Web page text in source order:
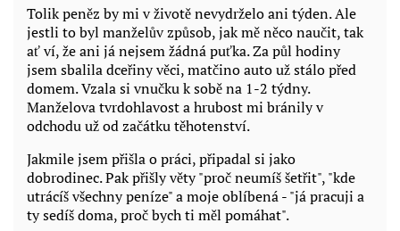
Tolik peněz by mi v životě nevydrželo ani týden. Ale
jestli to byl manželův způsob, jak mě něco naučit, tak
ať ví, že ani já nejsem žádná puťka. Za půl hodiny
jsem sbalila dceřiny věci, matčino auto už stálo před
domem. Vzala si vnučku k sobě na 1-2 týdny.
Manželova tvrdohlavost a hrubost mi bránily v
odchodu už od začátku těhotenství.
Jakmile jsem přišla o práci, připadal si jako
dobrodinec. Pak přišly věty "proč neumíš šetřit", "kde
utrácíš všechny peníze" a moje oblíbená - "já pracuji a
ty sedíš doma, proč bych ti měl pomáhat".